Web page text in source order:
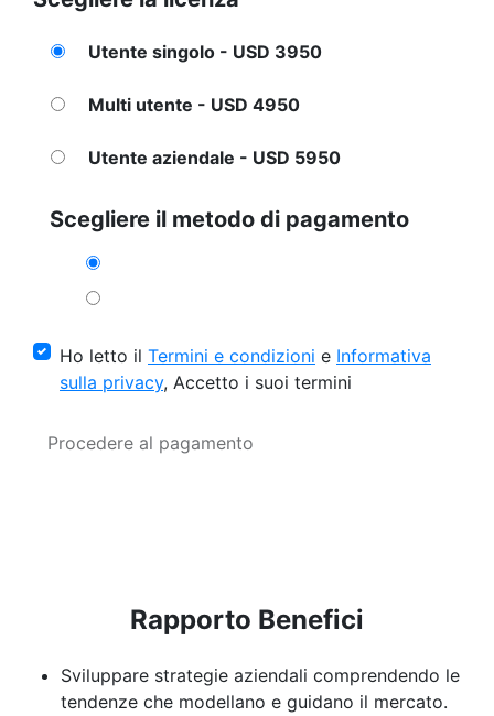
Utente singolo - USD 3950
Multi utente - USD 4950
Utente aziendale - USD 5950
Scegliere il metodo di pagamento
Ho letto il Termini e condizioni e Informativa
sulla privacy, Accetto i suoi termini
Procedere al pagamento
Rapporto Benefici
Sviluppare strategie aziendali comprendendo le
tendenze che modellano e guidano il mercato.